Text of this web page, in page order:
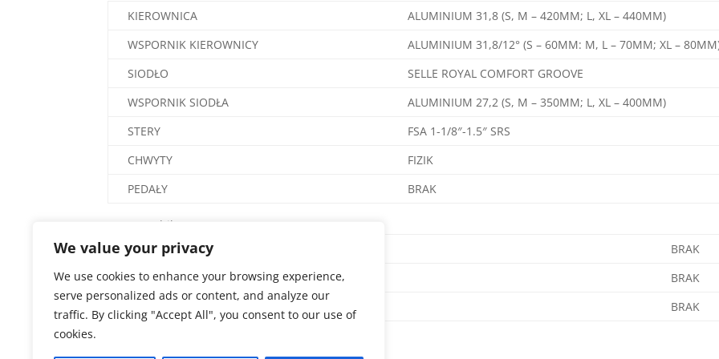
We value your privacy
We use cookies to enhance your browsing experience,
serve personalized ads or content, and analyze our
traffic. By clicking "Accept All", you consent to our use of
cookies.
KIEROWNICA
ALUMINIUM 31,8 (S, M – 420MM; L, XL – 440MM)
WSPORNIK KIEROWNICY
ALUMINIUM 31,8/12° (S – 60MM: M, L – 70MM; XL –
SIODŁO
SELLE ROYAL COMFORT GROOVE
WSPORNIK SIODŁA
ALUMINIUM 27,2 (S, M – 350MM; L, XL – 400MM)
STERY
FSA 1-1/8″-1.5″ SRS
CHWYTY
FIZIK
PEDAŁY
BRAK
System e-bike
SILNIK
BRAK
BATERIA
BRAK
BRAK